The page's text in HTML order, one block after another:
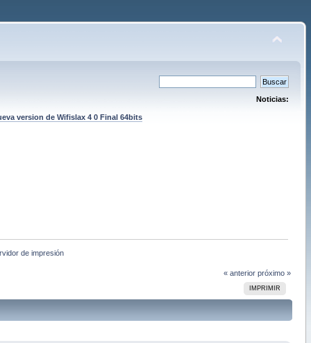
Noticias:
version de Wifislax 4 0 Final 64bits
de impresión
« anterior próximo »
IMPRIMIR